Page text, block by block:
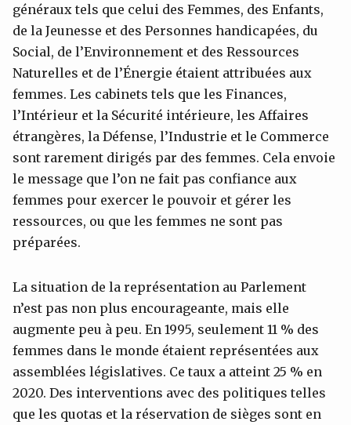
généraux tels que celui des Femmes, des Enfants,
de la Jeunesse et des Personnes handicapées, du
Social, de l’Environnement et des Ressources
Naturelles et de l’Énergie étaient attribuées aux
femmes. Les cabinets tels que les Finances,
l’Intérieur et la Sécurité intérieure, les Affaires
étrangères, la Défense, l’Industrie et le Commerce
sont rarement dirigés par des femmes. Cela envoie
le message que l’on ne fait pas confiance aux
femmes pour exercer le pouvoir et gérer les
ressources, ou que les femmes ne sont pas
préparées.
La situation de la représentation au Parlement
n’est pas non plus encourageante, mais elle
augmente peu à peu. En 1995, seulement 11 % des
femmes dans le monde étaient représentées aux
assemblées législatives. Ce taux a atteint 25 % en
2020. Des interventions avec des politiques telles
que les quotas et la réservation de sièges sont en